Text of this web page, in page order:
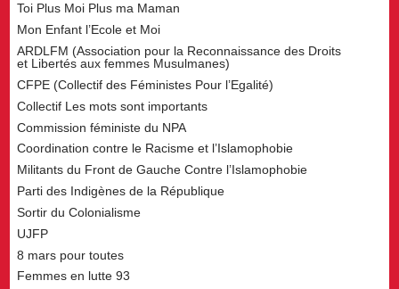
Toi Plus Moi Plus ma Maman
Mon Enfant l’Ecole et Moi
ARDLFM (Association pour la Reconnaissance des Droits
et Libertés aux femmes Musulmanes)
CFPE (Collectif des Féministes Pour l’Egalité)
Collectif Les mots sont importants
Commission féministe du NPA
Coordination contre le Racisme et l’Islamophobie
Militants du Front de Gauche Contre l’Islamophobie
Parti des Indigènes de la République
Sortir du Colonialisme
UJFP
8 mars pour toutes
Femmes en lutte 93